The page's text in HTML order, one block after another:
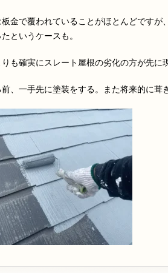
金で覆われていることがほとんどですが
というケースも。
も確実にスレート屋根の劣化の方が先に
、一手先に塗装をする。また将来的に葺